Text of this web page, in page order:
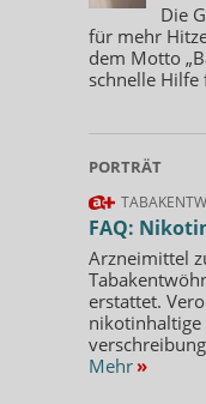
Die
für mehr
dem Motto
schnelle Hilfe
PORTRÄT
FAQ:
Arzneimittel
erstattet.
nikotinhaltige
Mehr »